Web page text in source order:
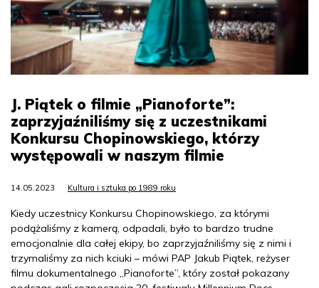
J. Piątek o filmie „Pianoforte”:
zaprzyjaźniliśmy się z uczestnikami
Konkursu Chopinowskiego, którzy
występowali w naszym filmie
14.05.2023 Kultura i sztuka po 1989 roku
Kiedy uczestnicy Konkursu Chopinowskiego, za którymi
podążaliśmy z kamerą, odpadali, było to bardzo trudne
emocjonalnie dla całej ekipy, bo zaprzyjaźniliśmy się z nimi i
trzymaliśmy za nich kciuki – mówi PAP Jakub Piątek, reżyser
filmu dokumentalnego „Pianoforte”, który został pokazany